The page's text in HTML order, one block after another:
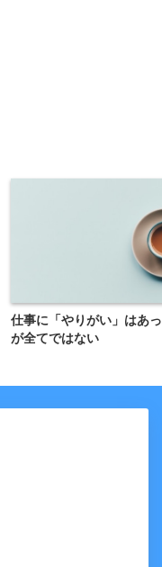
仕事に「やりがい」はあ
が全てではない